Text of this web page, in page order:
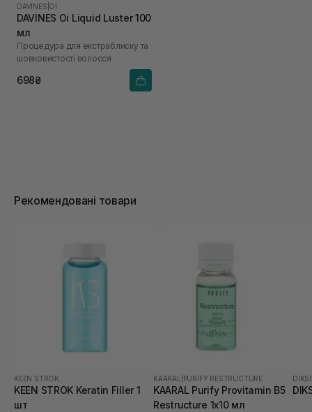
DAVINES OI
DAVINES Oi Liquid Luster 100
мл
Процедура для екстраблиску та
шовковистості волосся
698₴
Рекомендовані товари
KEEN STROK
KEEN STROK Keratin Filler 1
шт
KAARAL PURIFY RESTRUCTURE
KAARAL Purify Provitamin B5
Restructure 1х10 мл